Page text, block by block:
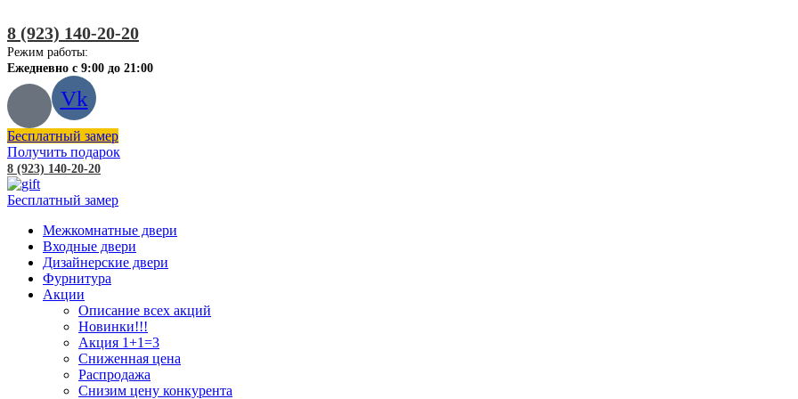
8 (923) 140-20-20
Режим работы:
Ежедневно с 9:00 до 21:00
Vk
Бесплатный замер
Получить подарок
8 (923) 140-20-20
Бесплатный замер
Межкомнатные двери
Входные двери
Дизайнерские двери
Фурнитура
Акции
Описание всех акций
Новинки!!!
Акция 1+1=3
Сниженная цена
Распродажа
Снизим цену конкурента